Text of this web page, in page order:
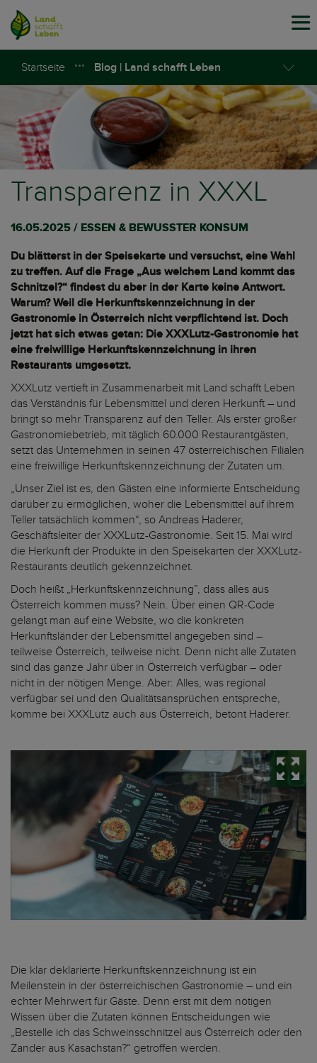
Startseite Blog | Land schafft Leben
Transparenz in XXXL
16.05.2025 / ESSEN & BEWUSSTER KONSUM
Du blätterst in der Speisekarte und versuchst, eine Wahl
zu treffen. Auf die Frage „Aus welchem Land kommt das
Schnitzel?“ findest du aber in der Karte keine Antwort.
Warum? Weil die Herkunftskennzeichnung in der
Gastronomie in Österreich nicht verpflichtend ist. Doch
jetzt hat sich etwas getan: Die XXXLutz-Gastronomie hat
eine freiwillige Herkunftskennzeichnung in ihren
Restaurants umgesetzt.
XXXLutz vertieft in Zusammenarbeit mit Land schafft Leben
das Verständnis für Lebensmittel und deren Herkunft – und
bringt so mehr Transparenz auf den Teller. Als erster großer
Gastronomiebetrieb, mit täglich 60.000 Restaurantgästen,
setzt das Unternehmen in seinen 47 österreichischen Filialen
eine freiwillige Herkunftskennzeichnung der Zutaten um.
„Unser Ziel ist es, den Gästen eine informierte Entscheidung
darüber zu ermöglichen, woher die Lebensmittel auf ihrem
Teller tatsächlich kommen“, so Andreas Haderer,
Geschäftsleiter der XXXLutz-Gastronomie. Seit 15. Mai wird
die Herkunft der Produkte in den Speisekarten der XXXLutz-
Restaurants deutlich gekennzeichnet.
Doch heißt „Herkunftskennzeichnung”, dass alles aus
Österreich kommen muss? Nein. Über einen QR-Code
gelangt man auf eine Website, wo die konkreten
Herkunftsländer der Lebensmittel angegeben sind –
teilweise Österreich, teilweise nicht. Denn nicht alle Zutaten
sind das ganze Jahr über in Österreich verfügbar – oder
nicht in der nötigen Menge. Aber: Alles, was regional
verfügbar sei und den Qualitätsansprüchen entspreche,
komme bei XXXLutz auch aus Österreich, betont Haderer.
Die klar deklarierte Herkunftskennzeichnung ist ein
Meilenstein in der österreichischen Gastronomie – und ein
echter Mehrwert für Gäste. Denn erst mit dem nötigen
Wissen über die Zutaten können Entscheidungen wie
„Bestelle ich das Schweinsschnitzel aus Österreich oder den
Zander aus Kasachstan?“ getroffen werden.